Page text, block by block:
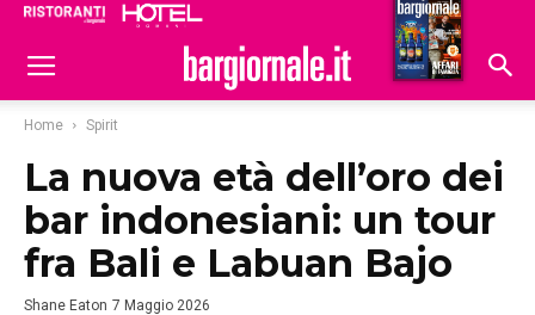
Hoteldomani
Home Spirit
La nuova età dell’oro dei
bar indonesiani: un tour
fra Bali e Labuan Bajo
Shane Eaton 7 Maggio 2026